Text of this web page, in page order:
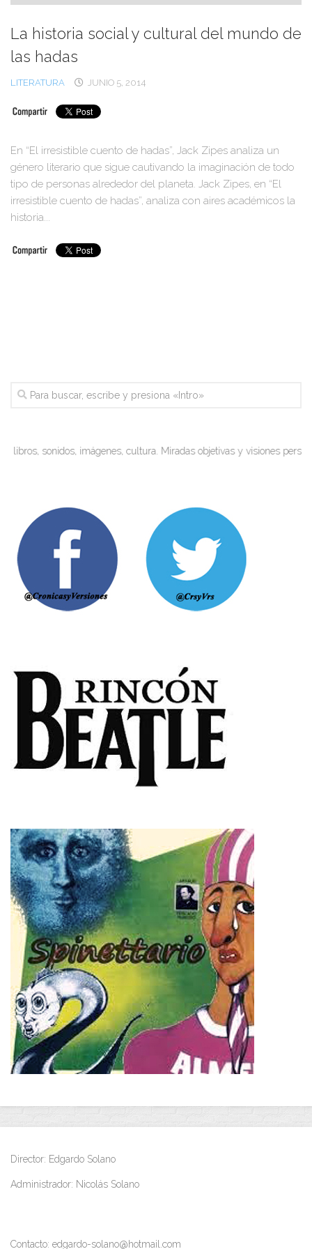
La historia social y cultural del mundo de
las hadas
LITERATURA JUNIO 5, 2014
En “El irresistible cuento de hadas”, Jack Zipes analiza un
género literario que sigue cautivando la imaginación de todo
tipo de personas alrededor del planeta. Jack Zipes, en “El
irresistible cuento de hadas”, analiza con aires académicos la
historia...
sonidos, imágenes, cultura. Miradas objetivas y visiones
Director: Edgardo Solano
Administrador: Nicolás Solano
Contacto: edgardo-solano@hotmail.com